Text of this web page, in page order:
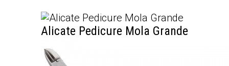
Alicate Pedicure Mola Grande